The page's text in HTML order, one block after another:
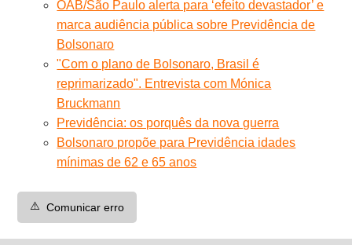
OAB/São Paulo alerta para ‘efeito devastador’ e
marca audiência pública sobre Previdência de
Bolsonaro
"Com o plano de Bolsonaro, Brasil é
reprimarizado". Entrevista com Mónica
Bruckmann
Previdência: os porquês da nova guerra
Bolsonaro propõe para Previdência idades
mínimas de 62 e 65 anos
⚠️ Comunicar erro